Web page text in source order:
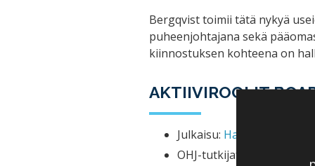
Bergqvist toimii tätä nykyä
puheenjohtajana sekä
kiinnostuksen kohteena on
AKTIIVIROOLIT
Julkaisu: Hallitus vai
OHJ-tutkijafoorumissa